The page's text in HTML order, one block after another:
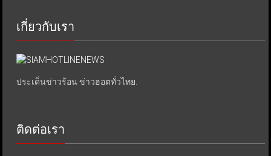
เกี่ยวกับเรา
ประเด็นข่าวร้อน ข่าวฮอตทั่วไทย.
ติดต่อเรา